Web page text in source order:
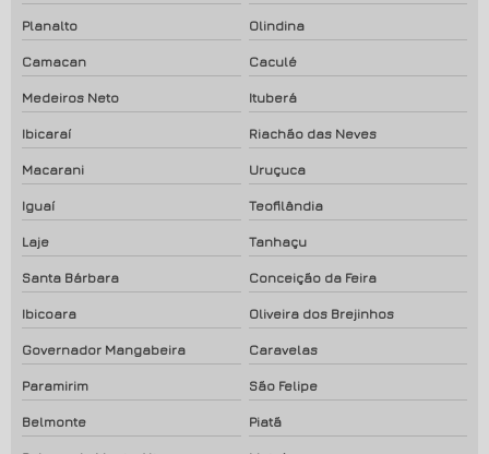
Planalto Olindina
Camacan Caculé
Medeiros Neto Ituberá
Ibicaraí Riachão das Neves
Macarani Uruçuca
Iguaí Teofilândia
Laje Tanhaçu
Santa Bárbara Conceição da Feira
Ibicoara Oliveira dos Brejinhos
Governador Mangabeira Caravelas
Paramirim São Felipe
Belmonte Piatã